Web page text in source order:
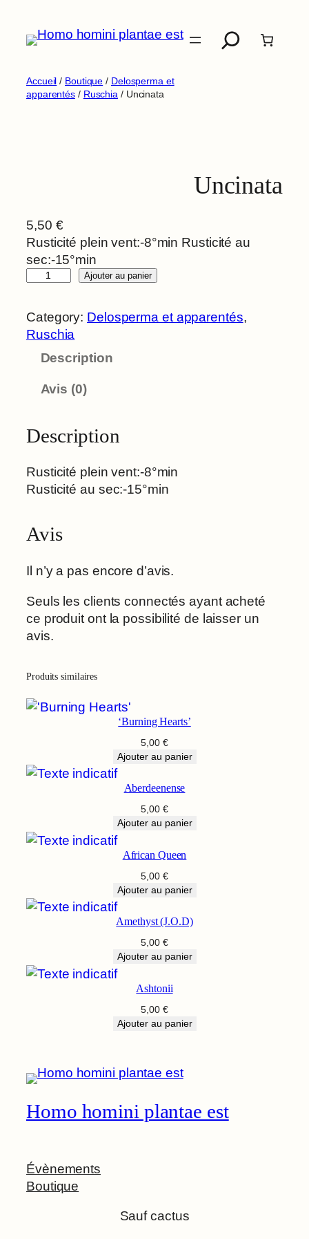
contenu
Accueil / Boutique / Delosperma et
apparentés / Ruschia / Uncinata
Uncinata
5,50 €
Rusticité plein vent:-8°min Rusticité au
sec:-15°min
a
n
t
e
n
c
a
a
Ajouter au panier
Category: Delosperma et apparentés
Ruschia
Description
Avis (0)
Description
Rusticité plein vent:-8°min
Rusticité au sec:-15°min
Avis
Il n’y a pas encore d’avis.
Seuls les clients connectés ayant acheté
ce produit ont la possibilité de laisser un
avis.
Produits similaires
‘Burning Hearts’
5,00 €
Ajouter au panier
Aberdeenense
5,00 €
Ajouter au panier
African Queen
5,00 €
Ajouter au panier
Amethyst (J.O.D)
5,00 €
Ajouter au panier
Ashtonii
5,00 €
Ajouter au panier
Homo homini plantae est
Évènements
Boutique
Sauf cactus